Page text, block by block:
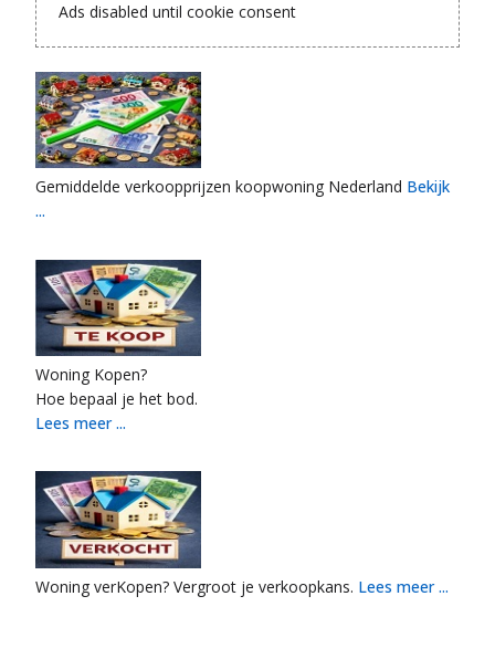
Ads disabled until cookie consent
Gemiddelde verkoopprijzen koopwoning Nederland Bekijk
...
Woning Kopen?
Hoe bepaal je het bod.
Lees meer ...
Woning verKopen? Vergroot je verkoopkans. Lees meer ...